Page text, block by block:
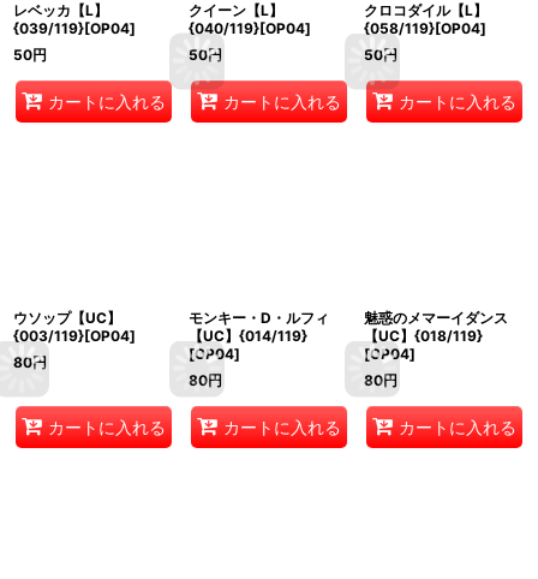
レベッカ【L】
{039/119}[OP04]
50円
カートに入れる
クイーン【L】
{040/119}[OP04]
50円
カートに入れる
クロコダイル【L】
{058/119}[OP04]
50円
カートに入れる
ウソップ【UC】
{003/119}[OP04]
80円
カートに入れる
モンキー・D・ルフィ
【UC】{014/119}
[OP04]
80円
カートに入れる
魅惑のメマーイダンス
【UC】{018/119}
[OP04]
80円
カートに入れる